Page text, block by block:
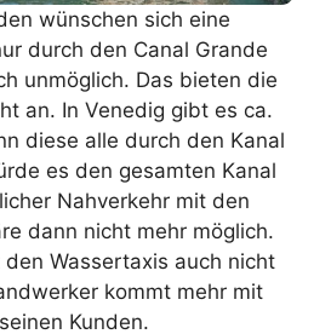
wünschen sich eine
durch den Canal Grande
unmöglich. Das bieten die
an. In Venedig gibt es ca.
diese alle durch den Kanal
es den gesamten Kanal
Nahverkehr mit den
dann nicht mehr möglich.
Wassertaxis auch nicht
kommt mehr mit
Kunden.